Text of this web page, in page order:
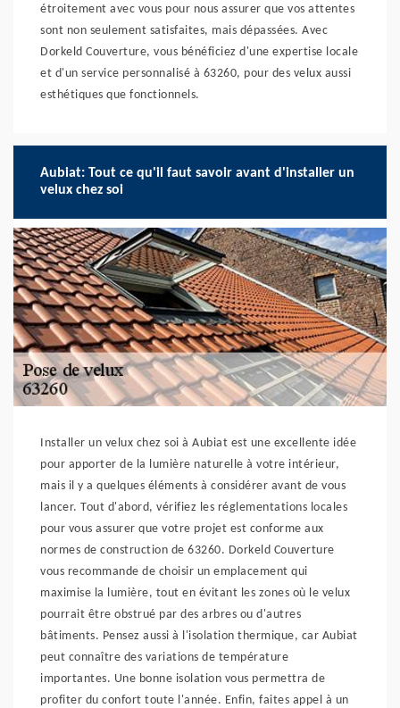
étroitement avec vous pour nous assurer que vos attentes
sont non seulement satisfaites, mais dépassées. Avec
Dorkeld Couverture, vous bénéficiez d'une expertise locale
et d'un service personnalisé à 63260, pour des velux aussi
esthétiques que fonctionnels.
Aubiat: Tout ce qu'il faut savoir avant d'installer un
velux chez soi
Installer un velux chez soi à Aubiat est une excellente idée
pour apporter de la lumière naturelle à votre intérieur,
mais il y a quelques éléments à considérer avant de vous
lancer. Tout d'abord, vérifiez les réglementations locales
pour vous assurer que votre projet est conforme aux
normes de construction de 63260. Dorkeld Couverture
vous recommande de choisir un emplacement qui
maximise la lumière, tout en évitant les zones où le velux
pourrait être obstrué par des arbres ou d'autres
bâtiments. Pensez aussi à l'isolation thermique, car Aubiat
peut connaître des variations de température
importantes. Une bonne isolation vous permettra de
profiter du confort toute l'année. Enfin, faites appel à un